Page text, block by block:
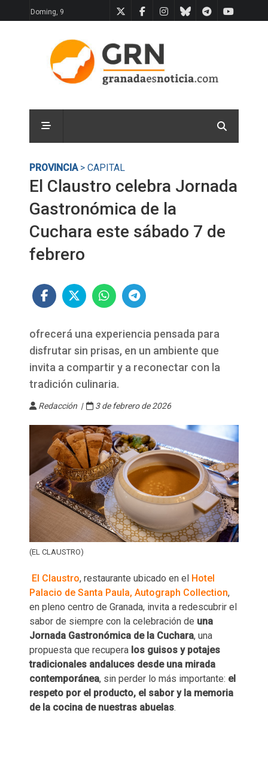
Doming, 9
PROVINCIA> CAPITAL
El Claustro celebra Jornada
Gastronómica de la
Cuchara este sábado 7 de
febrero
ofrecerá una experiencia pensada para
disfrutar sin prisas, en un ambiente que
invita a compartir y a reconectar con la
tradición culinaria.
Redacción | 3 de febrero de 2026
(EL CLAUSTRO)
El Claustro, restaurante ubicado en el Hotel
Palacio de Santa Paula, Autograph Collection,
en pleno centro de Granada, invita a redescubrir el
sabor de siempre con la celebración de una
Jornada Gastronómica de la Cuchara, una
propuesta que recupera los guisos y potajes
tradicionales andaluces desde una mirada
contemporánea, sin perder lo más importante: el
respeto por el producto, el sabor y la memoria
de la cocina de nuestras abuelas.